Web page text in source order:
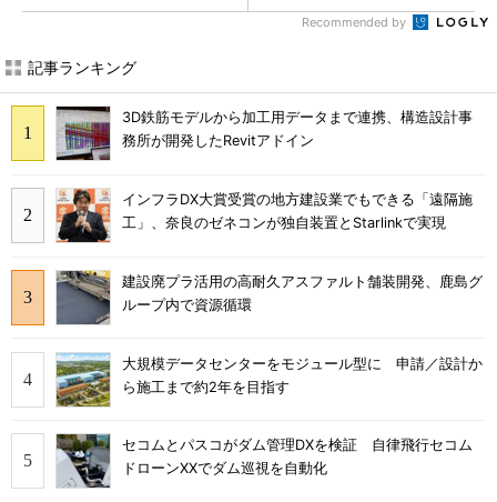
Recommended by
記事ランキング
3D鉄筋モデルから加工用データまで連携、構造設計事
務所が開発したRevitアドイン
インフラDX大賞受賞の地方建設業でもできる「遠隔施
工」、奈良のゼネコンが独自装置とStarlinkで実現
建設廃プラ活用の高耐久アスファルト舗装開発、鹿島グ
ループ内で資源循環
大規模データセンターをモジュール型に 申請／設計か
ら施工まで約2年を目指す
セコムとパスコがダム管理DXを検証 自律飛行セコム
ドローンXXでダム巡視を自動化